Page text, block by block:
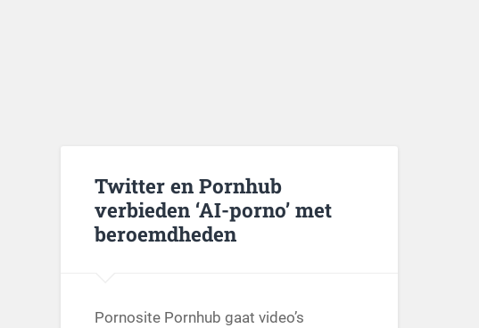
Twitter en Pornhub
verbieden ‘AI-porno’ met
beroemdheden
Pornosite Pornhub gaat video’s